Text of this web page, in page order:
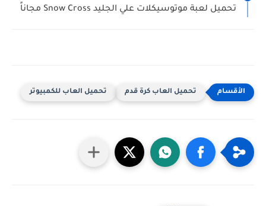
تحميل لعبة موتوسيكلات علي الجليد Snow Cross مجاناً
تحميل العاب كرة قدم تحميل العاب للكمبيوتر